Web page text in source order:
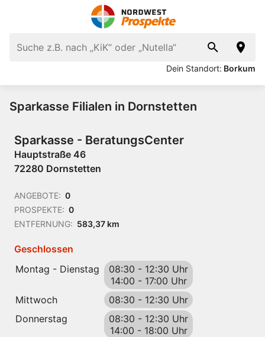
Dein Standort: Borkum
Sparkasse Filialen in Dornstetten
Sparkasse - BeratungsCenter
Hauptstraße 46
72280 Dornstetten
ANGEBOTE: 0
PROSPEKTE: 0
ENTFERNUNG: 583,37 km
Geschlossen
Montag - Dienstag
08:30 - 12:30 Uhr
14:00 - 17:00 Uhr
Mittwoch
08:30 - 12:30 Uhr
Donnerstag
08:30 - 12:30 Uhr
14:00 - 18:00 Uhr